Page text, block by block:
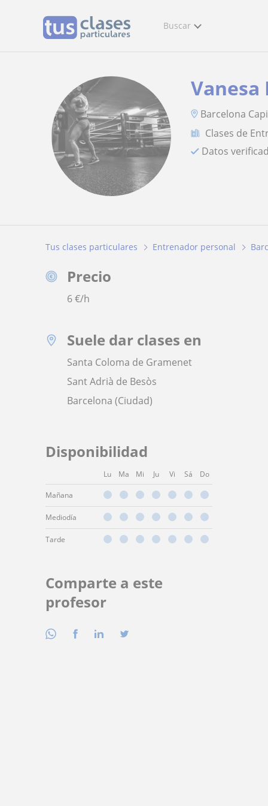
Buscar
Vanesa
Barcelona
Clases de
Datos
Tus clases particulares Entrenador personal
Precio
6€/h
Suele dar clases en
Santa Coloma de Gramenet
Sant Adrià de Besòs
Barcelona (Ciudad)
Disponibilidad
Lu Ma Mi Ju Vi Sá Do
Mañana
Mediodía
Tarde
Comparte a este
profesor